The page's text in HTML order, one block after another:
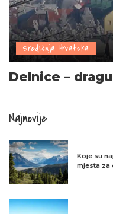
Središnja Hrvatska
Delnice –
Najnovije
Koje su
mjesta za